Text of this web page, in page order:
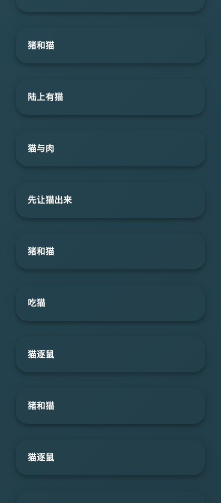
猪和猫
陆上有猫
猫与肉
先让猫出来
猪和猫
吃猫
猫逐鼠
猪和猫
猫逐鼠